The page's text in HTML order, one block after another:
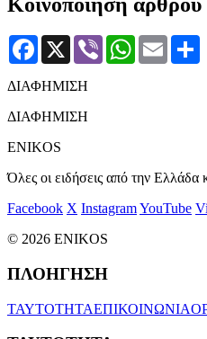
Facebook
X Viber WhatsApp
Email
ΔΙΑΦΗΜΙΣΗ
ΔΙΑΦΗΜΙΣΗ
ENIKOS
Όλες οι ειδήσεις από την
Facebook X InstagramYouTube
© 2026 ENIKOS
ΠΛΟΗΓΗΣΗ
ΤΑΥΤΟΤΗΤΑΕΠΙΚΟΙΝΩΝΙΑ